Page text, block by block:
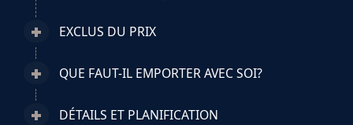
EXCLUS DU PRIX
QUE FAUT-IL EMPORTER AVEC SOI?
DÉTAILS ET PLANIFICATION